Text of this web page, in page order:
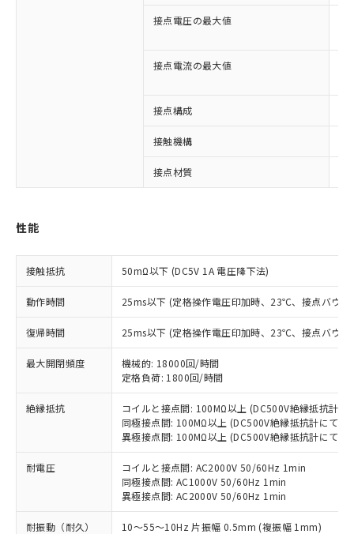
接点電圧の最大値
接点電流の最大値
接点構成
接触機構
接点材質
性能
接触抵抗 50mΩ以下 (DC5V 1A 電圧降下法)
動作時間 25ms以下 (定格操作電圧印加時、23℃、接点バウン
復帰時間 25ms以下 (定格操作電圧印加時、23℃、接点バウン
最大開閉頻度
機械的: 18000回/時間
定格負荷: 1800回/時間
絶縁抵抗
コイルと接点間: 100MΩ以上 (DC500V絶縁抵抗計に
同極接点間: 100MΩ以上 (DC500V絶縁抵抗計にて)
異極接点間: 100MΩ以上 (DC500V絶縁抵抗計にて)
耐電圧
コイルと接点間: AC2000V 50/60Hz 1min
同極接点間: AC1000V 50/60Hz 1min
異極接点間: AC2000V 50/60Hz 1min
耐振動（耐久） 10～55～10Hz 片振幅 0.5mm (複振幅 1mm)
ご利用条件
以下の条件をお読みいただき、同意のうえ
ご利用ください。
本サービスは、当社制御機器事業取扱
商品の当社在庫状況および標準価格
(税抜)を提供させていただくもので
当社制御機器事業取扱商品の中には、
本サービスの対象外となる商品もある
ことをご了承ください。
在庫状況および標準価格照会結果は、
記載している更新日時点での社内デー
タに基づき作成されるものであり、閲
覧された時点での実際の在庫および標
有に対応した製品に切り替える予定のある
商品です。
対応予定なし：EU RoHS指令（10物質）の
非含有に非対応の商品で、対応品を出す予
定はありません。
調査・確認中：EU RoHS指令（10物質）の
非含有の対応状況を調査中または確認中の
非該当品：ライセンス料など無形物で、有
害物質有無と関係のない商品です。
仕入先様の事情により、非含有部品として
いたものが、含有品と判明した場合などや
むを得ず変更することがあります。
*EU RoHS指令（10物質）：
鉛(Pb) 1000ppm以下、 水銀(Hg) 1000ppm以下、 カド
ミウム(Cd) 100ppm以下、
六価クロム(Cr(Ⅵ)) 1000ppm以下、ポリ臭化ビフェニル
※1 中国RoHS○×表
「○」：最大均質材料含有率が中国RoHSの
基準値以下であることを示します。
「×」：最大均質材料含有率が中国RoHSの
基準値を超えていることを示します。
「－」：未確認です。当社販売部門へお問
い合わせください。
ム) : 100ppm、
当社は、これら貴社製品のうち、外国
為替および外国貿易法に定める商品
（以下｢規制貨物等」という）を輸出
または国外への提供する場合は、日本
国政府の輸出許可(または役務取引許
可)を取得するなどの必要な手続きを
説明